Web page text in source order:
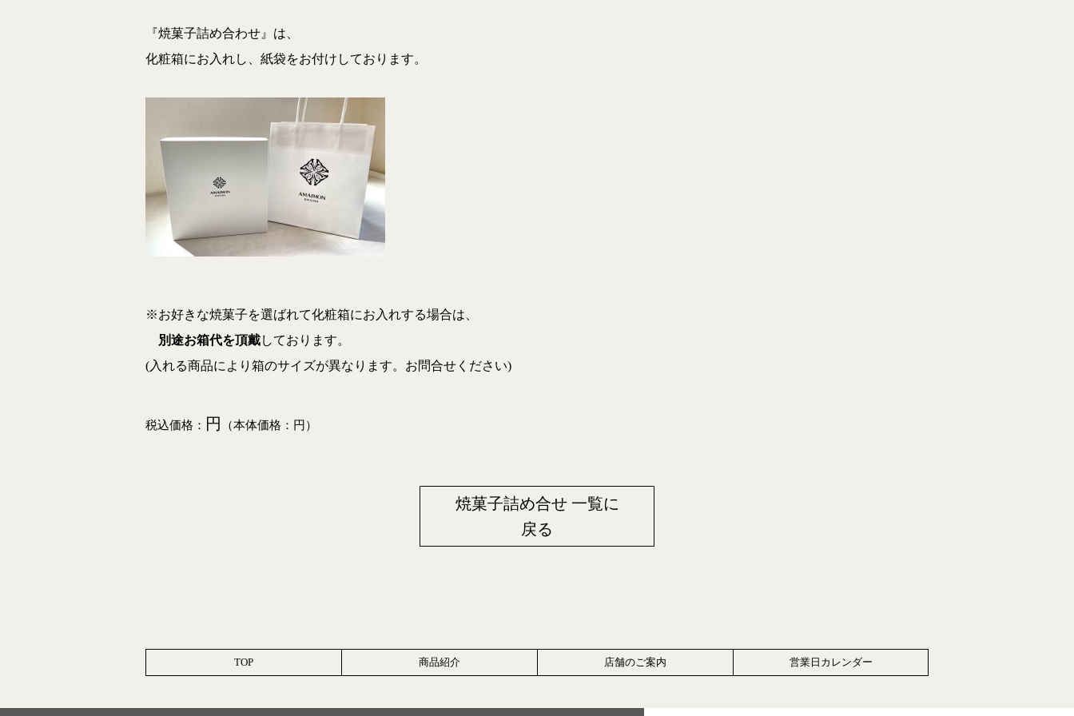
『焼菓子詰め合わせ』は、
化粧箱にお入れし、紙袋をお付けしております。
※お好きな焼菓子を選ばれて化粧箱にお入れする場合は、
別途お箱代を頂戴しております。
(入れる商品により箱のサイズが異なります。お問合せください)
税込価格： 円 （本体価格：円）
焼菓子詰め合せ 一覧に
戻る
TOP 商品紹介 店舗のご案内 営業日カレンダー